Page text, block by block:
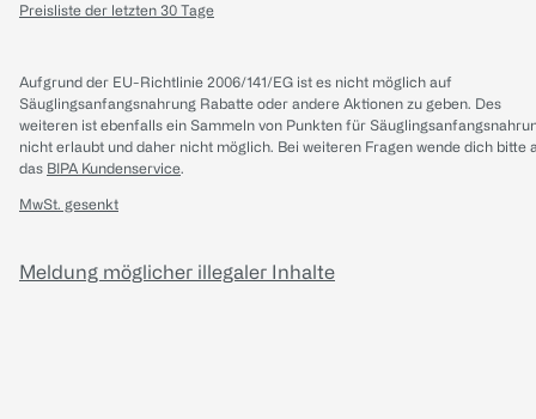
Preisliste der letzten 30 Tage
Aufgrund der EU-Richtlinie 2006/141/EG ist es nicht möglich auf
Säuglingsanfangsnahrung Rabatte oder andere Aktionen zu geben. Des
weiteren ist ebenfalls ein Sammeln von Punkten für
nicht erlaubt und daher nicht möglich. Bei weiteren Fragen wende dich bitte
das BIPA Kundenservice.
MwSt. gesenkt
Meldung möglicher illegaler Inhalte